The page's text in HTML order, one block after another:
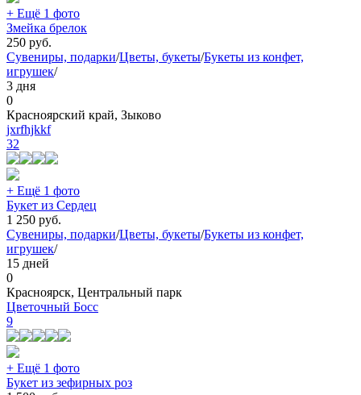
+ Ещё 1 фото
Змейка брелок
250 руб.
Сувениры, подарки/Цветы, букеты/Букеты из конфет,
игрушек/
3 дня
0
Красноярский край, Зыково
jxrfhjkkf
32
+ Ещё 1 фото
Букет из Сердец
1 250 руб.
Сувениры, подарки/Цветы, букеты/Букеты из конфет,
игрушек/
15 дней
0
Красноярск, Центральный парк
Цветочный Босс
9
+ Ещё 1 фото
Букет из зефирных роз